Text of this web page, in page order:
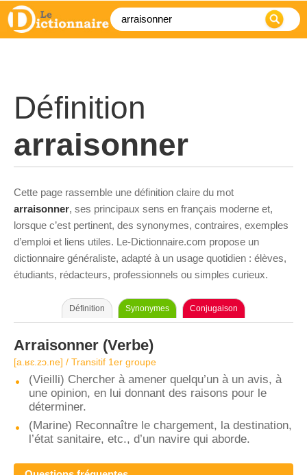
Définition
arraisonner
Cette page rassemble une définition claire du mot
arraisonner, ses principaux sens en français moderne et,
lorsque c’est pertinent, des synonymes, contraires, exemples
d’emploi et liens utiles. Le-Dictionnaire.com propose un
dictionnaire généraliste, adapté à un usage quotidien : élèves,
étudiants, rédacteurs, professionnels ou simples curieux.
Définition Synonymes Conjugaison
Arraisonner (Verbe)
[a.ʁɛ.zɔ.ne] / Transitif 1er groupe
(Vieilli) Chercher à amener quelqu’un à un avis, à
une opinion, en lui donnant des raisons pour le
déterminer.
(Marine) Reconnaître le chargement, la destination,
l’état sanitaire, etc., d’un navire qui aborde.